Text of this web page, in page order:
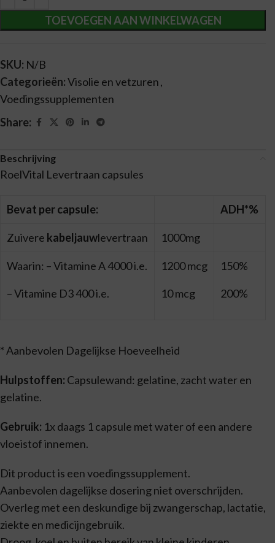
TOEVOEGEN AAN WINKELWAGEN
SKU: N/B
Categorieën:Visolie en vetzuren,
Voedingssupplementen
Share:
Beschrijving
RoelVital Levertraan capsules
Bevat per capsule: ADH*%
Zuivere kabeljauwlevertraan 1000mg
Waarin: – Vitamine A 4000 i.e.
– Vitamine D3 400 i.e.
1200 mcg
10 mcg
150%
200%
* Aanbevolen Dagelijkse Hoeveelheid
Hulpstoffen: Capsulewand: gelatine, zacht water en
gelatine.
Gebruik: 1x daags 1 capsule met water of een andere
vloeistof innemen.
Dit product is een voedingssupplement.
Aanbevolen dagelijkse dosering niet overschrijden.
Overleg met een deskundige bij zwangerschap, lactatie,
ziekte en medicijngebruik.